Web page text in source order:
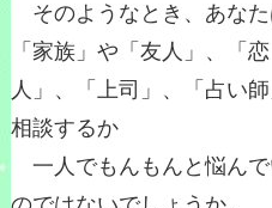
そのようなとき、あなた
「家族」や「友人」、「恋
人」、「上司」、「占い
相談するか
一人でもんもんと悩んで